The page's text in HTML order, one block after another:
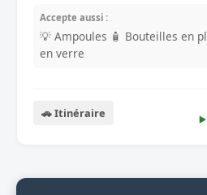
Accepte aussi :
💡 Ampoules 🧴 Bouteilles en
en verre
🚗 Itinéraire